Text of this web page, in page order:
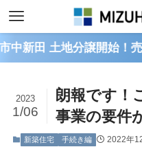
土地分譲開始！売主につ
朗報です！
事業の要件
2023
1/06
新築住宅 手続き編 2022年